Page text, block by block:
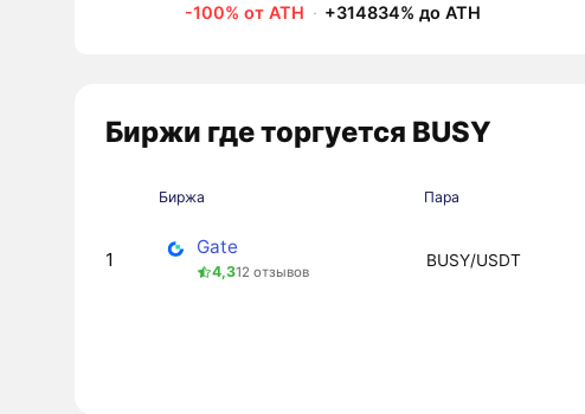
-100% от ATH · +314834% до ATH
Биржи где торгуется BUSY
Биржа Пара
1
Gate
4,312 отзывов
BUSY/USDT